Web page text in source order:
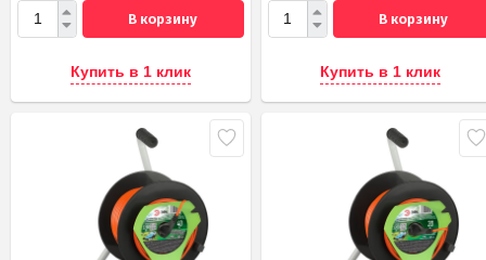
В корзину
Купить в 1 клик
В корзину
Купить в 1 клик